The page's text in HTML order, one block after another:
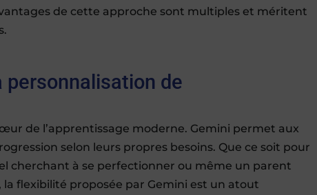
de cette approche sont multiples et méritent
personnalisation de
de l’apprentissage moderne. Gemini permet aux
selon leurs propres besoins. Que ce soit pour
cherchant à se perfectionner ou même un parent
flexibilité proposée par Gemini est un atout